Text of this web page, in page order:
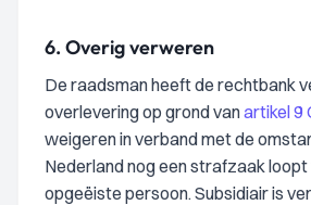
6. Overig verweren
De raadsman heeft de rechtbank
overlevering op grond vanartikel 9
weigeren in verband met de
Nederland nog een strafzaak
opgeëiste persoon. Subsidiair is